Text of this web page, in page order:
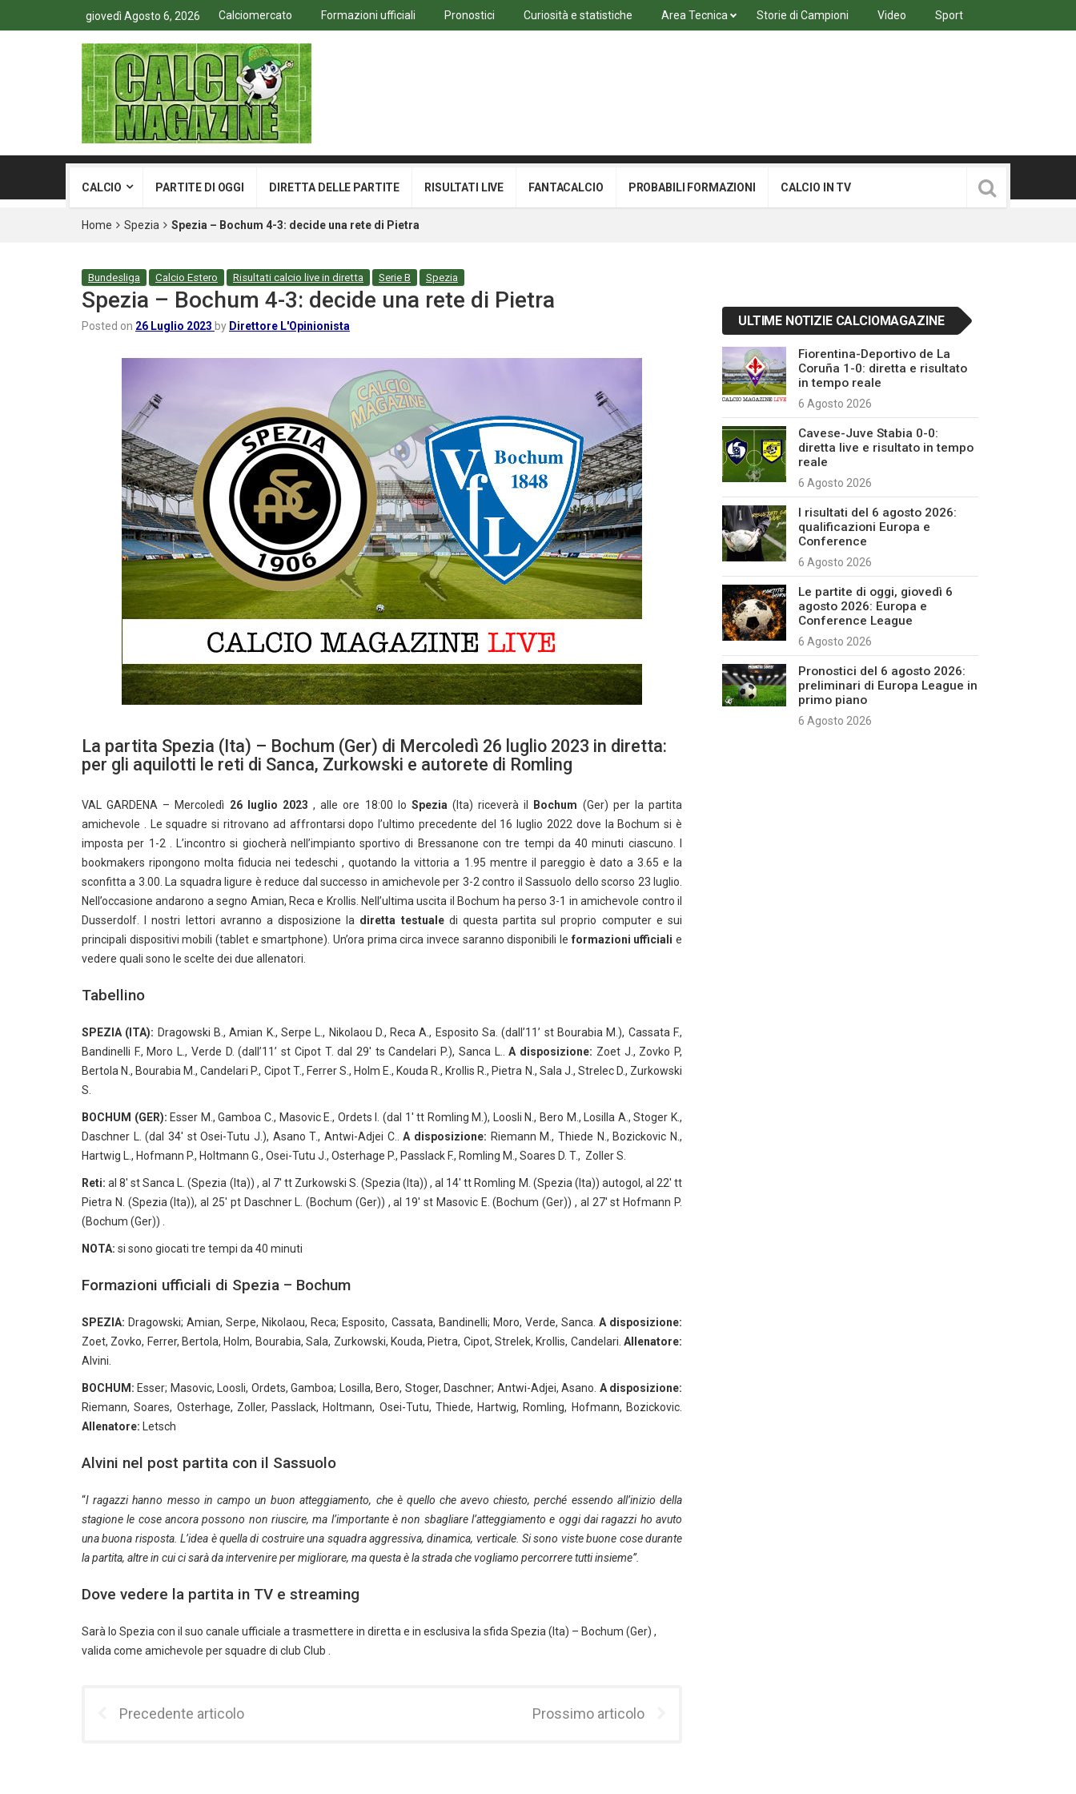
giovedì Agosto 6, 2026 Calciomercato Formazioni ufficiali Pronostici Curiosità e statistiche Area Tecnica Storie di Campioni Video Sport
CALCIO PARTITE DI OGGI DIRETTA DELLE PARTITE RISULTATI LIVE FANTACALCIO PROBABILI FORMAZIONI CALCIO IN TV
Home Spezia Spezia – Bochum 4-3: decide una rete di Pietra
Bundesliga Calcio Estero Risultati calcio live in diretta Serie B Spezia
Spezia – Bochum 4-3: decide una rete di Pietra
Posted on 26 Luglio 2023 by Direttore L'Opinionista
La partita Spezia (Ita) – Bochum (Ger) di Mercoledì 26 luglio 2023 in diretta:
per gli aquilotti le reti di Sanca, Zurkowski e autorete di Romling
VAL GARDENA – Mercoledì 26 luglio 2023 , alle ore 18:00 lo Spezia (Ita) riceverà il Bochum (Ger) per la partita
amichevole . Le squadre si ritrovano ad affrontarsi dopo l’ultimo precedente del 16 luglio 2022 dove la Bochum si è
imposta per 1-2 . L’incontro si giocherà nell’impianto sportivo di Bressanone con tre tempi da 40 minuti ciascuno. I
bookmakers ripongono molta fiducia nei tedeschi , quotando la vittoria a 1.95 mentre il pareggio è dato a 3.65 e la
sconfitta a 3.00. La squadra ligure è reduce dal successo in amichevole per 3-2 contro il Sassuolo dello scorso 23 luglio.
Nell’occasione andarono a segno Amian, Reca e Krollis. Nell’ultima uscita il Bochum ha perso 3-1 in amichevole contro il
Dusserdolf. I nostri lettori avranno a disposizione la diretta testualedi questa partita sul proprio computer e sui
principali dispositivi mobili (tablet e smartphone). Un’ora prima circa invece saranno disponibili le formazioni ufficiali e
vedere quali sono le scelte dei due allenatori.
Tabellino
SPEZIA (ITA): Dragowski B., Amian K., Serpe L., Nikolaou D., Reca A., Esposito Sa. (dall’11’ st Bourabia M.), Cassata F.,
Bandinelli F., Moro L., Verde D. (dall’11’ st Cipot T. dal 29′ ts Candelari P.), Sanca L..A disposizione: Zoet J., Zovko P,
Bertola N., Bourabia M., Candelari P., Cipot T., Ferrer S., Holm E., Kouda R., Krollis R., Pietra N., Sala J., Strelec D., Zurkowski
S.
BOCHUM (GER): Esser M., Gamboa C., Masovic E., Ordets I. (dal 1′ tt Romling M.), Loosli N., Bero M., Losilla A., Stoger K.,
Daschner L. (dal 34′ st Osei-Tutu J.), Asano T., Antwi-Adjei C..A disposizione: Riemann M., Thiede N., Bozickovic N.,
Hartwig L., Hofmann P., Holtmann G., Osei-Tutu J., Osterhage P., Passlack F., Romling M., Soares D. T., Zoller S.
Reti: al 8′ st Sanca L. (Spezia (Ita)) , al 7′ tt Zurkowski S. (Spezia (Ita)) , al 14′ tt Romling M. (Spezia (Ita)) autogol, al 22′ tt
Pietra N. (Spezia (Ita)), al 25′ pt Daschner L. (Bochum (Ger)) , al 19′ st Masovic E. (Bochum (Ger)) , al 27′ st Hofmann P.
(Bochum (Ger)) .
NOTA: si sono giocati tre tempi da 40 minuti
Formazioni ufficiali di Spezia – Bochum
SPEZIA: Dragowski; Amian, Serpe, Nikolaou, Reca; Esposito, Cassata, Bandinelli; Moro, Verde, Sanca. A disposizione:
Zoet, Zovko, Ferrer, Bertola, Holm, Bourabia, Sala, Zurkowski, Kouda, Pietra, Cipot, Strelek, Krollis, Candelari. Allenatore:
Alvini.
BOCHUM: Esser; Masovic, Loosli, Ordets, Gamboa; Losilla, Bero, Stoger, Daschner; Antwi-Adjei, Asano. A disposizione:
Riemann, Soares, Osterhage, Zoller, Passlack, Holtmann, Osei-Tutu, Thiede, Hartwig, Romling, Hofmann, Bozickovic.
Allenatore: Letsch
Alvini nel post partita con il Sassuolo
“I ragazzi hanno messo in campo un buon atteggiamento, che è quello che avevo chiesto, perché essendo all’inizio della
stagione le cose ancora possono non riuscire, ma l’importante è non sbagliare l’atteggiamento e oggi dai ragazzi ho avuto
una buona risposta.L’idea è quella di costruire una squadra aggressiva, dinamica, verticale. Si sono viste buone cose durante
la partita, altre in cui ci sarà da intervenire per migliorare, ma questa è la strada che vogliamo percorrere tutti insieme”.
Dove vedere la partita in TV e streaming
Sarà lo Spezia con il suo canale ufficiale a trasmettere in diretta e in esclusiva la sfida Spezia (Ita) – Bochum (Ger) ,
valida come amichevole per squadre di club Club .
Precedente articolo Prossimo articolo
ULTIME NOTIZIE CALCIOMAGAZINE
Fiorentina-Deportivo de La
Coruña 1-0: diretta e risultato
in tempo reale
6 Agosto 2026
Cavese-Juve Stabia 0-0:
diretta live e risultato in tempo
reale
6 Agosto 2026
I risultati del 6 agosto 2026:
qualificazioni Europa e
Conference
6 Agosto 2026
Le partite di oggi, giovedì 6
agosto 2026: Europa e
Conference League
6 Agosto 2026
Pronostici del 6 agosto 2026:
preliminari di Europa League in
primo piano
6 Agosto 2026